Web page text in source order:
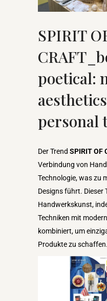
SPIRIT
poetical:
personal
Der Trend SPIRIT OF
Verbindung von
Technologie, was zu
Designs führt. Dieser
Handwerkskunst,
Techniken mit
kombiniert, um
Produkte zu schaffen.